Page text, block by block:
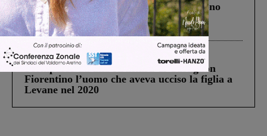
Un anno fa la strage in A1 in cui morirono
Gianni, Giulia e Franco. Lo schianto, il
processo, lo stop ai sorpassi fra tir....
Cronaca 3 Agosto 2026
Scomparso da una struttura di Castiglion
Fiorentino l’uomo che aveva ucciso la figlia a
Levane nel 2020